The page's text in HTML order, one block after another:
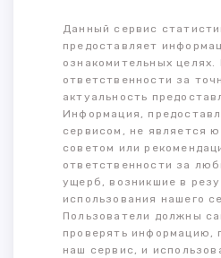
Данный сервис
предоставляет
ознакомительных
ответственности за
актуальность
Информация,
сервисом, не является
советом или
ответственности за
ущерб, возникшие в
использования нашего
Пользователи должны
проверять информацию,
наш сервис, и